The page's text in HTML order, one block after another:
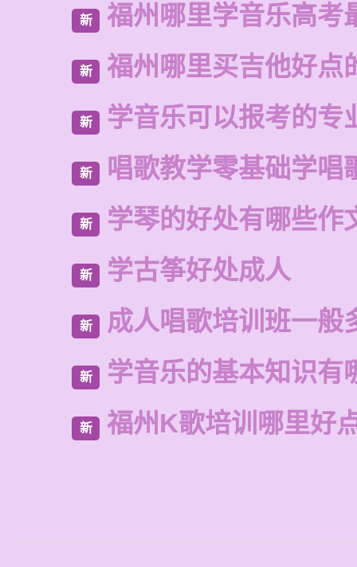
新 福州哪里学音乐高考
新 福州哪里买吉他好点
新 学音乐可以报考的专
新 唱歌教学零基础学唱
新 学琴的好处有哪些作
新 学古筝好处成人
新 成人唱歌培训班一般
新 学音乐的基本知识有
新 福州K歌培训哪里好